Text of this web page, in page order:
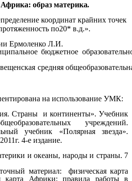
Африка: образ материка.
координат крайних точек
по20* в.д.».
Ермоленко Л.И.
бюджетное
средняя
на использование УМК:
Страны и континенты». Учебник
учреждений.
учебник «Полярная звезда».
4-е издание.
и океаны, народы и страны. 7
материал: физическая карта
карта Африки; правила работы в